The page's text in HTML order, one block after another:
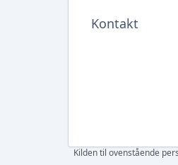
Kontakt
Kilden til ovenstående